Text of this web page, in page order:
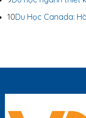
10Du Học Canada: